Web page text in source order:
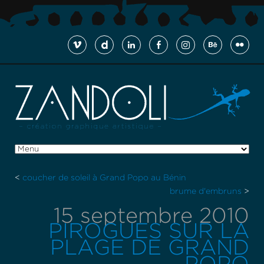
< coucher de soleil à Grand Popo au Bénin
brume d'embruns >
15 septembre 2010
PIROGUES SUR LA
PLAGE DE GRAND